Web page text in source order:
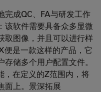
完成QC、FA与研发工作
该软件需要具备众多显微
取图像，并且可以进行样
是一款这样的产品，它
储多个用户配置文件。
，在定义的Z范围内，将
面上。景深拓展